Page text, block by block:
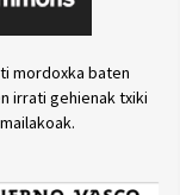
mordoxka baten
irrati gehienak txiki